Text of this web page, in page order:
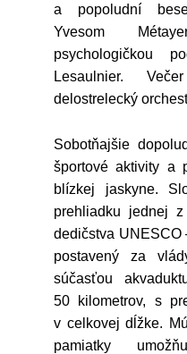
a popoludní
Yvesom
psychologičkou
Lesaulnier.
delostrelecký
Sobotňajšie
športové aktivity a
blízkej jaskyne.
prehliadku jednej
dedičstva UNESCO
postavený za
súčasťou
50 kilometrov, s
v celkovej dĺžke.
pamiatky